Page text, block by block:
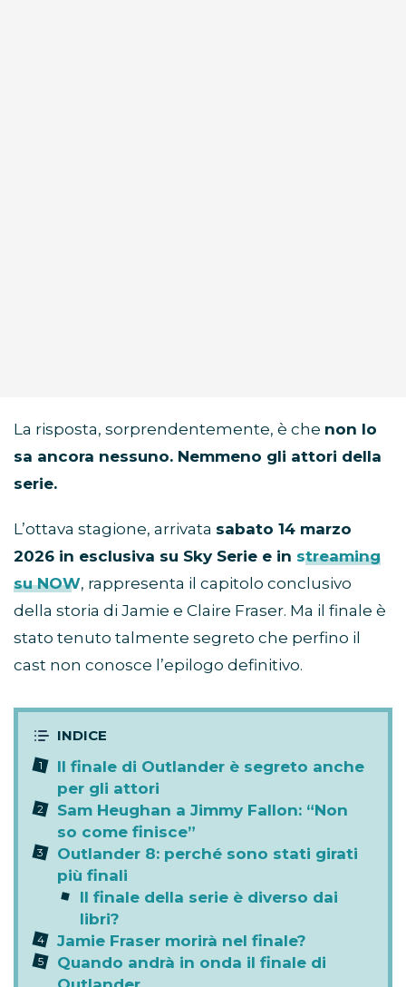
La risposta, sorprendentemente, è che non lo
sa ancora nessuno. Nemmeno gli attori della
serie.
L’ottava stagione, arrivata sabato 14 marzo
2026 in esclusiva su Sky Serie e in streaming
su NOW, rappresenta il capitolo conclusivo
della storia di Jamie e Claire Fraser. Ma il finale è
stato tenuto talmente segreto che perfino il
cast non conosce l’epilogo definitivo.
Il finale di Outlander è segreto anche
per gli attori
Sam Heughan a Jimmy Fallon: “Non
so come finisce”
Outlander 8: perché sono stati girati
più finali
Il finale della serie è diverso dai
libri?
Jamie Fraser morirà nel finale?
Quando andrà in onda il finale di